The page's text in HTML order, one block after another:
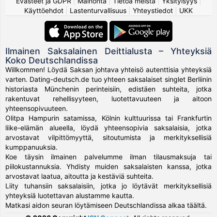
Käyttöehdot
Lastenturvallisuus Yhteystiedot UKK
Ilmainen Saksalainen Deittialusta – Yhteyksiä
Koko Deutschlandissa
Willkommen! Löydä Saksan johtava yhteisö autenttisia yhteyksiä
varten. Dating-deutsch.de tuo yhteen saksalaiset singlet Berliinin
historiasta Münchenin perinteisiin, edistäen suhteita, jotka
rakentuvat rehellisyyteen, luotettavuuteen ja aitoon
yhteensopivuuteen.
Olitpa Hampurin satamissa, Kölnin kulttuurissa tai Frankfurtin
liike-elämän alueella, löydä yhteensopivia saksalaisia, jotka
arvostavat vilpittömyyttä, sitoutumista ja merkityksellisiä
kumppanuuksia.
Koe täysin ilmainen palvelumme ilman tilausmaksuja tai
piilokustannuksia. Yhdisty muiden saksalaisten kanssa, jotka
arvostavat laatua, aitoutta ja kestäviä suhteita.
Liity tuhansiin saksalaisiin, jotka jo löytävät merkityksellisiä
yhteyksiä luotettavan alustamme kautta.
Matkasi aidon seuran löytämiseen Deutschlandissa alkaa täältä.